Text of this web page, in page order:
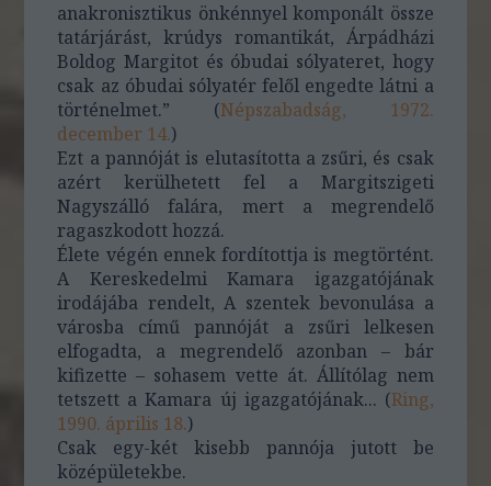
anakronisztikus önkénnyel komponált össze
tatárjárást, krúdys romantikát, Árpádházi
Boldog Margitot és óbudai sólyateret, hogy
csak az óbudai sólyatér felől engedte látni a
történelmet.” (Népszabadság, 1972.
december 14.)
Ezt a pannóját is elutasította a zsűri, és csak
azért kerülhetett fel a Margitszigeti
Nagyszálló falára, mert a megrendelő
ragaszkodott hozzá.
Élete végén ennek fordítottja is megtörtént.
A Kereskedelmi Kamara igazgatójának
irodájába rendelt, A szentek bevonulása a
városba című pannóját a zsűri lelkesen
elfogadta, a megrendelő azonban – bár
kifizette – sohasem vette át. Állítólag nem
tetszett a Kamara új igazgatójának... (Ring,
1990. április 18.)
Csak egy-két kisebb pannója jutott be
középületekbe.